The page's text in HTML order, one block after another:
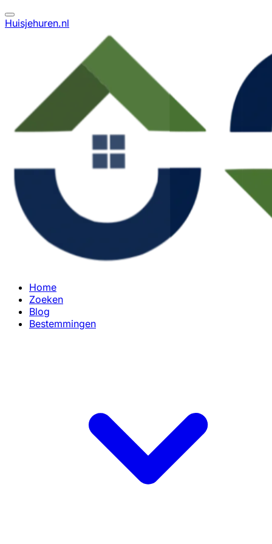
Huisjehuren.nl
Home
Zoeken
Blog
Bestemmingen